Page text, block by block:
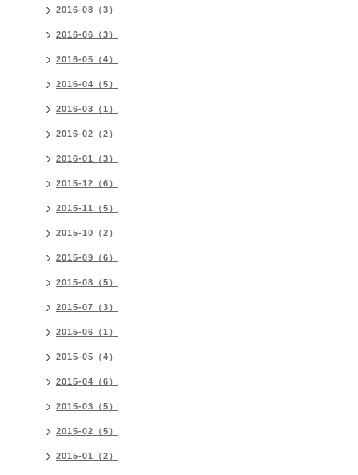
2016-08（3）
2016-06（3）
2016-05（4）
2016-04（5）
2016-03（1）
2016-02（2）
2016-01（3）
2015-12（6）
2015-11（5）
2015-10（2）
2015-09（6）
2015-08（5）
2015-07（3）
2015-06（1）
2015-05（4）
2015-04（6）
2015-03（5）
2015-02（5）
2015-01（2）